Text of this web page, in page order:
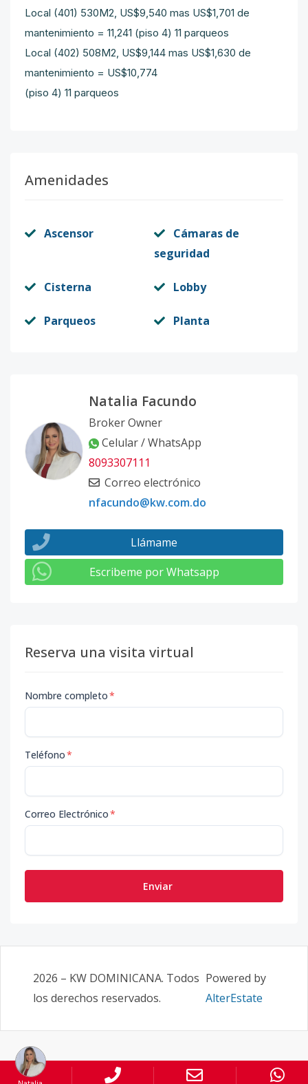
Local (401) 530M2, US$9,540 mas US$1,701 de
mantenimiento = 11,241 (piso 4) 11 parqueos
Local (402) 508M2, US$9,144 mas US$1,630 de
mantenimiento = US$10,774
(piso 4) 11 parqueos
Amenidades
Ascensor
Cámaras de
seguridad
Cisterna Lobby
Parqueos Planta
Natalia Facundo
Broker Owner
Celular / WhatsApp
8093307111
Correo electrónico
nfacundo@kw.com.do
Llámame
Escribeme por Whatsapp
Reserva una visita virtual
Nombre completo*
Teléfono*
Correo Electrónico*
Enviar
2026 – KW DOMINICANA. Todos
los derechos reservados.
Powered by
AlterEstate